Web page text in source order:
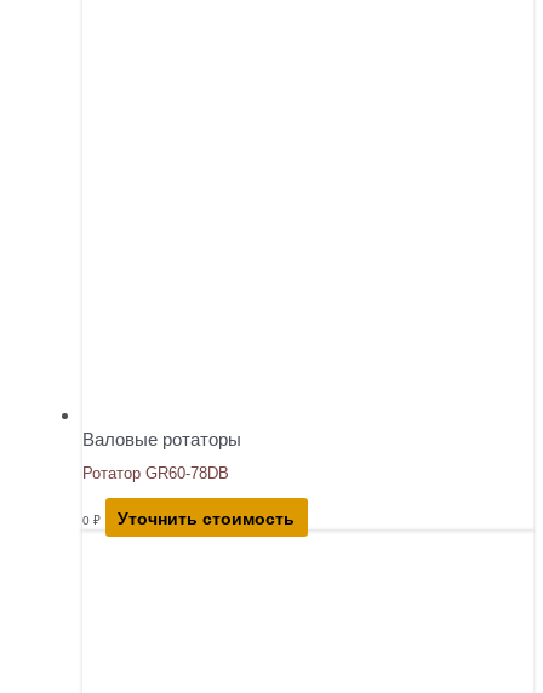
Валовые ротаторы
Ротатор GR60-78DB
0 ₽ Уточнить стоимость